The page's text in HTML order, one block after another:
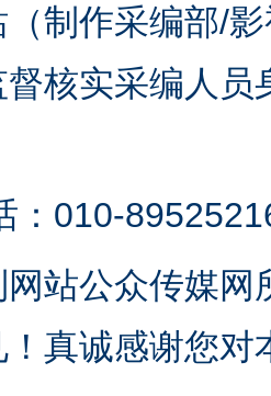
制作采编部/
核实采编人员
：010-
站公众传媒
真诚感谢您
被判无期 从幼